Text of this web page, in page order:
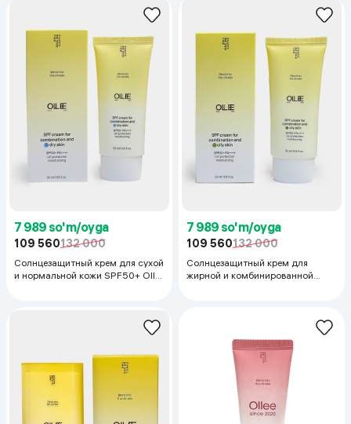
7 989 so'm/oyga
109 560132 000
Солнцезащитный крем для сухой
и нормальной кожи SPF50+ Ollee
7 989 so'm/oyga
109 560132 000
Солнцезащитный крем для
жирной и комбинированной